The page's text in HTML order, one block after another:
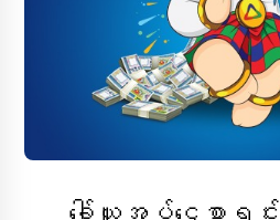
ခေါ်ယူအပ်ငွေစာရင်း